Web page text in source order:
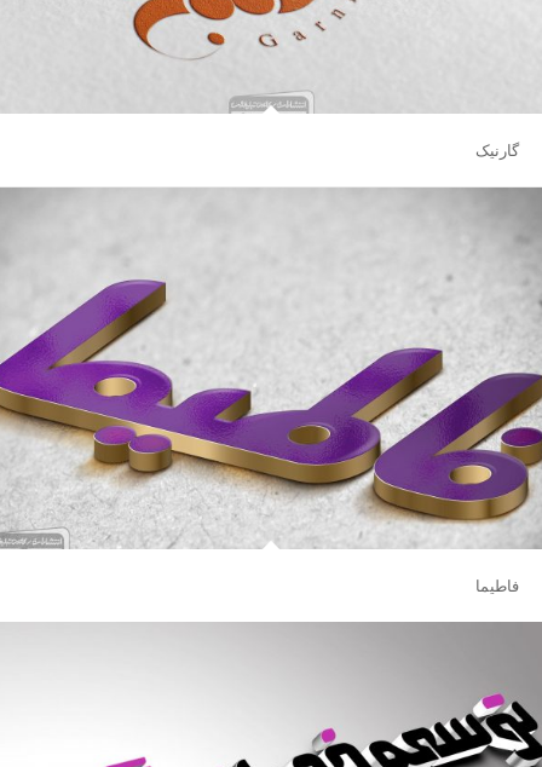
گارنیک
فاطیما